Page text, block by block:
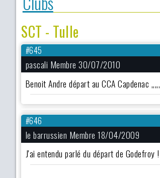
SCT - Tulle
#645
pascali Membre 30/07/2010
Benoit Andre départ au CCA Capdenac ,,,,,
#646
le barrussien Membre 18/04/2009
J'ai entendu parlé du départ de Godefroy !